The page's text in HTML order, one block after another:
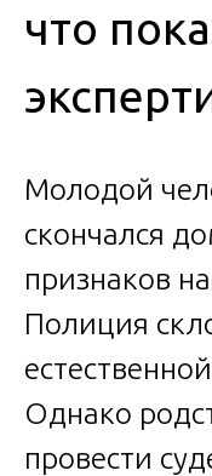
что
Молодой
скончался
признаков
Полиция
Однако
провести